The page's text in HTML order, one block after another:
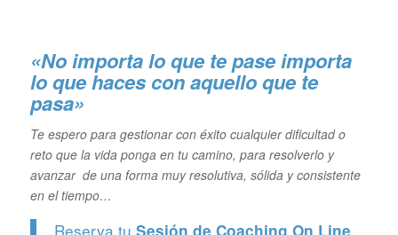
«No importa lo que te pase importa
lo que haces con aquello que te
pasa»
Te espero para gestionar con éxito cualquier dificultad o
reto que la vida ponga en tu camino, para resolverlo y
avanzar de una forma muy resolutiva, sólida y consistente
en el tiempo…
Reserva tu Sesión de Coaching On Line